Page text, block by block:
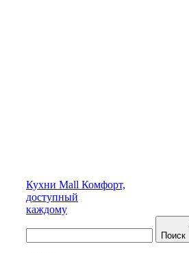
Кухни Mall Комфорт,
доступный
каждому
Поиск